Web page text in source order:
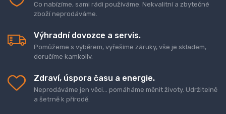
Co nabízíme, sami rádi používáme. Nekvalitní a zbytečné
zboží neprodáváme.
Výhradní dovozce a servis.
Pomůžeme s výběrem, vyřešíme záruky, vše je skladem,
doručíme kamkoliv.
Zdraví, úspora času a energie.
Neprodáváme jen věci... pomáháme měnit životy. Udržitelně
a šetrně k přírodě.